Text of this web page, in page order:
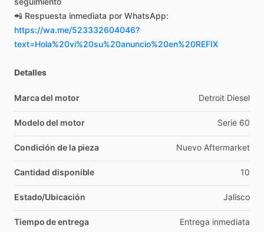
📲 Respuesta inmediata por WhatsApp:
https://wa.me/523332604046?
text=Hola%20vi%20su%20anuncio%20en%20REFIX
Detalles
Marca del motor Detroit Diesel
Modelo del motor Serie 60
Condición de la pieza Nuevo Aftermarket
Cantidad disponible 10
Estado/Ubicación Jalisco
Tiempo de entrega Entrega inmediata